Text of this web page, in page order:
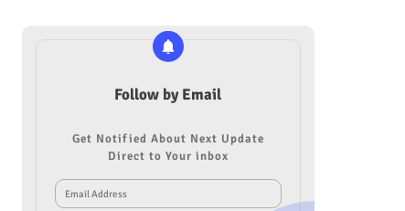
Follow by Email
Get Notified About Next Update
Direct to Your inbox